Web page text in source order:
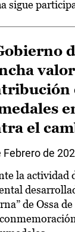
sigue
el
Febrero de
la actividad
de Ossa